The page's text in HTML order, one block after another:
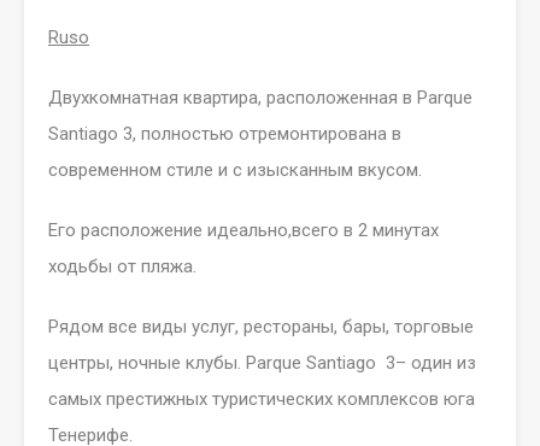
Ruso
Двухкомнатная квартира, расположенная в Parque
Santiago 3, полностью отремонтирована в
современном стиле и ​​с изысканным вкусом.
Его расположение идеально,всего в 2 минутах
ходьбы от пляжа.
Рядом все виды услуг, рестораны, бары, торговые
центры, ночные клубы. Parque Santiago 3– один из
самых престижных туристических комплексов юга
Тенерифе.